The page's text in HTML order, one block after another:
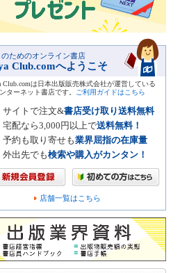
ためのオンライン書店
Club.comへようこそ
Club.comは日本出版販売株式会社が運営している
ターネット書店です。
ご利用ガイドはこちら
サイトで注文&書店受け取り送料無料
宅配なら3,000円以上で送料無料！
予約も取り寄せも業界屈指の在庫量
外出先でも検索や購入がカンタン！
店舗一覧はこちら